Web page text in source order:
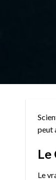
peut
Le
Le